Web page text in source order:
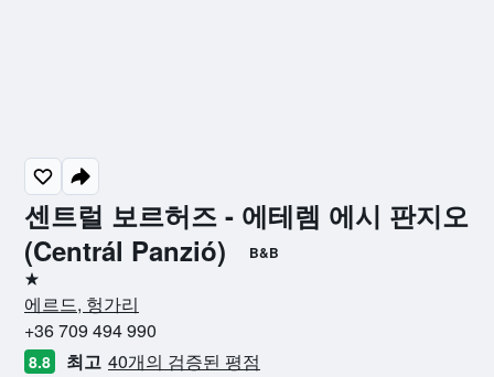
센트럴 보르허즈 - 에테렘 에시 판지오
(Centrál Panzió)
B&B
1성급
에르드, 헝가리
+36 709 494 990
8.8 최고 40개의 검증된 평점